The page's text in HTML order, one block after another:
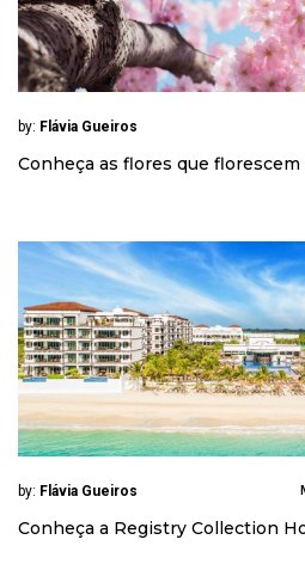
by: Flávia Gueiros
Conheça as flores que
by: Flávia Gueiros
Conheça a Registry Collection